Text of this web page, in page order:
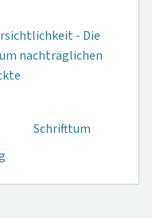
- Die
nachträglichen
Schrifttum